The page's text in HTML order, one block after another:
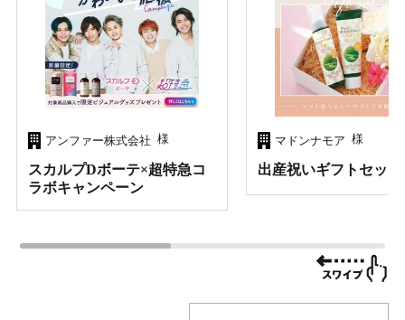
アンファー株式会社 様
スカルプDボーテ×超特急コ
ラボキャンペーン
マドンナモア 様
出産祝いギフトセッ